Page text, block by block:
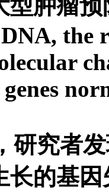
型肿瘤
the
研究者
长的基